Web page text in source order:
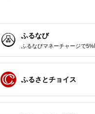
ふるなび
ふるなびマネーチャージで5%
ふるさとチョイス